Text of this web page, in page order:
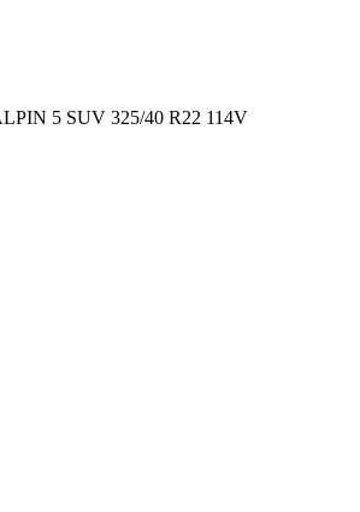
5 SUV 325/40 R22 114V